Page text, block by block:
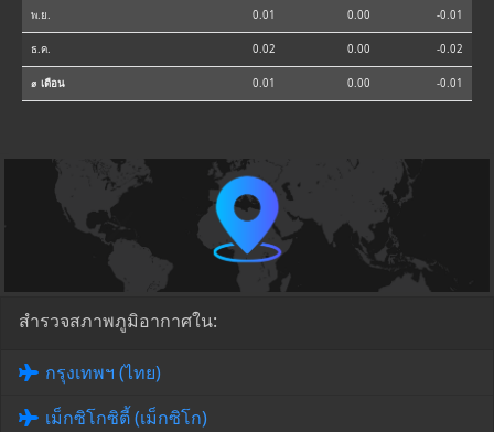
พ.ย. 0.01 0.00 -0.01
ธ.ค. 0.02 0.00 -0.02
⌀ เดือน 0.01 0.00 -0.01
สำรวจสภาพภูมิอากาศใน:
กรุงเทพฯ (ไทย)
เม็กซิโกซิตี้ (เม็กซิโก)